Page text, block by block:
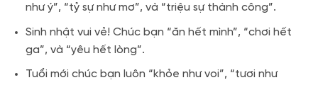
như ý”, “tỷ sự như mơ”, và “triệu sự thành công”.
Sinh nhật vui vẻ! Chúc bạn “ăn hết mình”, “chơi hết
ga”, và “yêu hết lòng”.
Tuổi mới chúc bạn luôn “khỏe như voi”, “tươi như